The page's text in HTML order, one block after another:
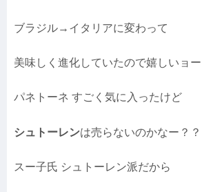
ブラジル→イタリアに変わって
美味しく進化していたので嬉しいョー
パネトーネ すごく気に入ったけど
シュトーレンは売らないのかなー？？
スー子氏 シュトーレン派だから